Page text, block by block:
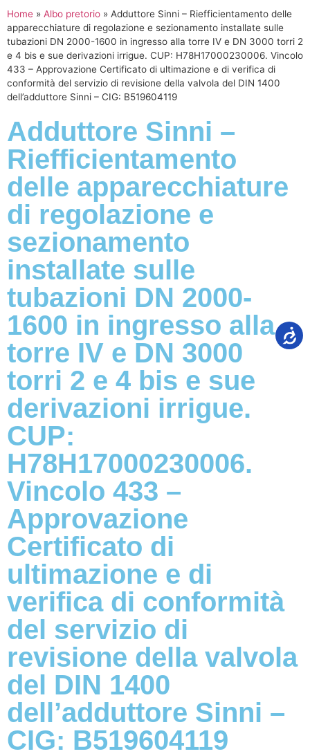
Home » Albo pretorio » Adduttore Sinni – Riefficientamento delle
apparecchiature di regolazione e sezionamento installate sulle
tubazioni DN 2000-1600 in ingresso alla torre IV e DN 3000 torri 2
e 4 bis e sue derivazioni irrigue. CUP: H78H17000230006. Vincolo
433 – Approvazione Certificato di ultimazione e di verifica di
conformità del servizio di revisione della valvola del DIN 1400
dell’adduttore Sinni – CIG: B519604119
Adduttore Sinni –
Riefficientamento
delle apparecchiature
di regolazione e
sezionamento
installate sulle
tubazioni DN 2000-
1600 in ingresso alla
torre IV e DN 3000
torri 2 e 4 bis e sue
derivazioni irrigue.
CUP:
H78H17000230006.
Vincolo 433 –
Approvazione
Certificato di
ultimazione e di
verifica di conformità
del servizio di
revisione della valvola
del DIN 1400
dell’adduttore Sinni –
CIG: B519604119